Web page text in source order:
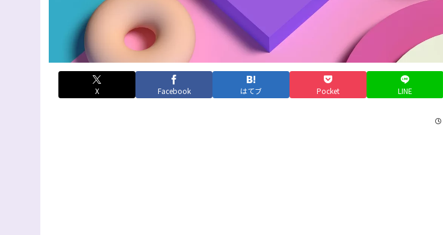
X Facebook はてブ Pocket LINE